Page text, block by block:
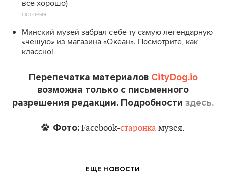
все хорошо)
ГІСТОРЫЯ
Минский музей забрал себе ту самую легендарную
«чешую» из магазина «Океан». Посмотрите, как
классно!
Перепечатка материалов CityDog.io
возможна только с письменного
разрешения редакции. Подробности здесь.
Фото: Facebook-старонка музея.
ЕЩЕ НОВОСТИ